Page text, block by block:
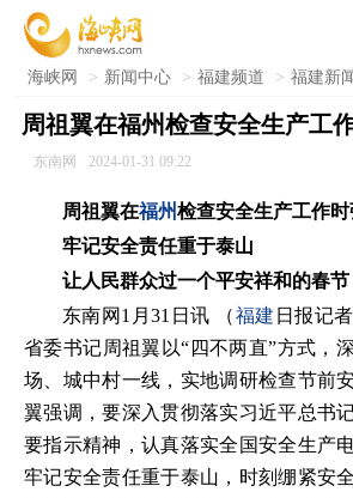
海峡网 > 新闻中心 > 福建频道 > 福建新
周祖翼在福州检查安全生产工
东南网 2024-01-31 09:22
周祖翼在福州检查安全生产工作时
牢记安全责任重于泰山
让人民群众过一个平安祥和的春节
东南网1月31日讯 （福建 日报记
省委书记周祖翼以“四不两直”方式，
场、城中村一线，实地调研检查节前
翼强调，要深入贯彻落实习近平总书
要指示精神，认真落实全国安全生产
牢记安全责任重于泰山，时刻绷紧安